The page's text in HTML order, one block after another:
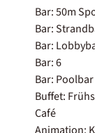
Bar: 50m
Bar:
Bar:
Bar: 6
Bar: Poolbar
Buffet:
Café